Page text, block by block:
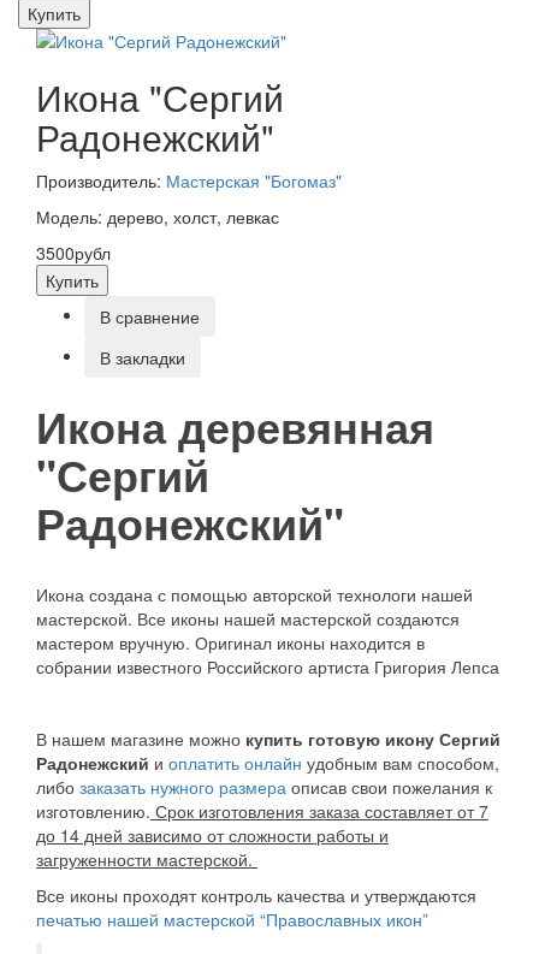
Купить
Икона "Сергий
Радонежский"
Производитель: Мастерская "Богомаз"
Модель: дерево, холст, левкас
3500рубл
Купить
В сравнение
В закладки
Икона деревянная
"Сергий
Радонежский"
Икона создана с помощью авторской технологи нашей
мастерской. Все иконы нашей мастерской создаются
мастером вручную. Оригинал иконы находится в
собрании известного Российского артиста Григория Лепса
В нашем магазине можно купить готовую икону Сергий
Радонежский и оплатить онлайн удобным вам способом,
либо заказать нужного размера описав свои пожелания к
изготовлению. Срок изготовления заказа составляет от 7
до 14 дней зависимо от сложности работы и
загруженности мастерской.
Все иконы проходят контроль качества и утверждаются
печатью нашей мастерской “Православных икон”